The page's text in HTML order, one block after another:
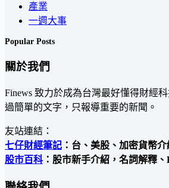
產業
一週大事
Popular Posts
關於我們
Finews 致力於成為台灣最好懂得財經
過簡單的文字，只報導重要的新聞。
友站連結：
七仔財經筆記 ：台、美股、加密貨幣介
股市百科 ：股市新手介紹，名詞解釋